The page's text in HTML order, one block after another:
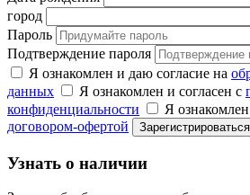
город
Пароль
Подтверждение пароля
Я ознакомлен и даю согласие на
данных
Я ознакомлен и согласен с
конфиденциальности
Я
договором-офертой
Узнать о наличии